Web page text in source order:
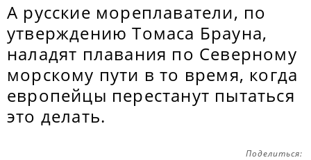
А русские мореплаватели, по
утверждению Томаса Брауна,
наладят плавания по Северному
морскому пути в то время, когда
европейцы перестанут пытаться
это делать.
Поделиться: